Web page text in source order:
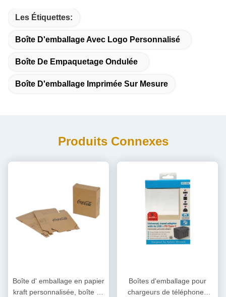
Les Étiquettes:
Boîte D'emballage Avec Logo Personnalisé
Boîte De Empaquetage Ondulée
Boîte D'emballage Imprimée Sur Mesure
Produits Connexes
Boîte d' emballage en papier
kraft personnalisée, boîte en
Boîtes d'emballage pour
chargeurs de téléphones